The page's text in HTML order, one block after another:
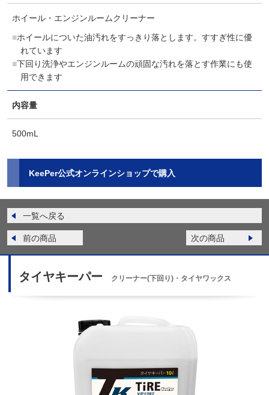
ホイール・エンジンルームクリーナー
ホイールについた油汚れをすっきり落とします。すすぎ性に優
れています
下回り洗浄やエンジンルームの頑固な汚れを落とす作業にも使
用できます
内容量
500mL
KeePer公式オンラインショップで購入
一覧へ戻る
前の商品 次の商品
タイヤキーパー クリーナー(下回り)・タイヤワックス